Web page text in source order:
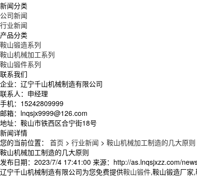
新闻分类
公司新闻
行业新闻
产品分类
鞍山锻造系列
鞍山机械加工系列
鞍山锻件系列
联系我们
企业：辽宁千山机械制造有限公司
联系人：申经理
手机：15242809999
邮箱：lnqsjx9999@126.com
地址：鞍山市铁西区合宁街18号
新闻详情
您的当前位置： 首页 > 行业新闻 > 鞍山机械加工制造的几大原则
鞍山机械加工制造的几大原则
发布日期： 2023/7/4 17:41:00 来源： http://as.lnqsjxzz.com/
辽宁千山机械制造有限公司为您免费提供鞍山锻件,鞍山锻造厂家